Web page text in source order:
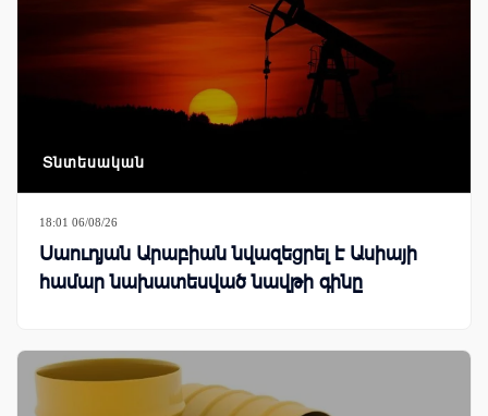
Տնտեսական
18:01 06/08/26
Սաուդյան Արաբիան նվազեցրել է Ասիայի
համար նախատեսված նավթի գինը